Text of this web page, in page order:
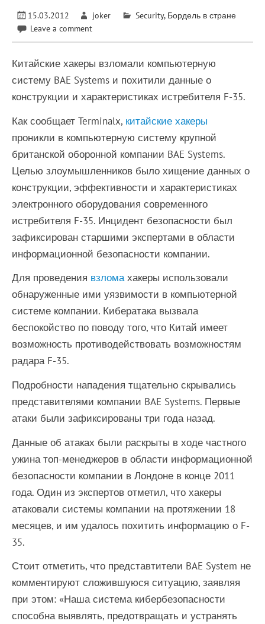
15.03.2012 joker Security, Бордель в стране
Leave a comment
Китайские хакеры взломали компьютерную
систему BAE Systems и похитили данные о
конструкции и характеристиках истребителя F-35.
Как сообщает Terminalx, китайские хакеры
проникли в компьютерную систему крупной
британской оборонной компании BAE Systems.
Целью злоумышленников было хищение данных о
конструкции, эффективности и характеристиках
электронного оборудования современного
истребителя F-35. Инцидент безопасности был
зафиксирован старшими экспертами в области
информационной безопасности компании.
Для проведения взломахакеры использовали
обнаруженные ими уязвимости в компьютерной
системе компании. Кибератака вызвала
беспокойство по поводу того, что Китай имеет
возможность противодействовать возможностям
радара F-35.
Подробности нападения тщательно скрывались
представителями компании BAE Systems. Первые
атаки были зафиксированы три года назад.
Данные об атаках были раскрыты в ходе частного
ужина топ-менеджеров в области информационной
безопасности компании в Лондоне в конце 2011
года. Один из экспертов отметил, что хакеры
атаковали системы компании на протяжении 18
месяцев, и им удалось похитить информацию о F-
35.
Стоит отметить, что представтители BAE System не
комментируют сложившуюся ситуацию, заявляя
при этом: «Наша система кибербезопасности
способна выявлять, предотвращать и устранять